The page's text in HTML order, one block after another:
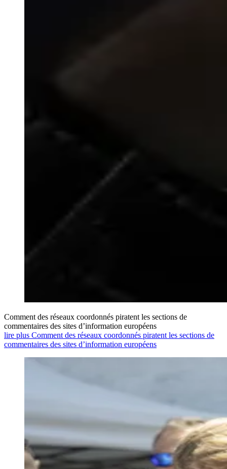
Comment des réseaux coordonnés piratent les sections de
commentaires des sites d’information européens
lire plus Comment des réseaux coordonnés piratent les sections de
commentaires des sites d’information européens